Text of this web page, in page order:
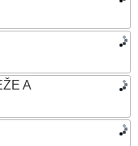
A